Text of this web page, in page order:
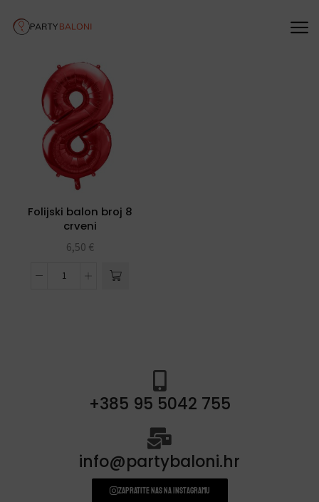
Folijski balon broj 8
crveni
6,50 €
+385 95 5042 755
info@partybaloni.hr
Zapratite nas na instagramu